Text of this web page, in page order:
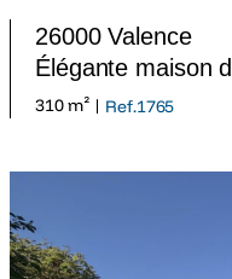
26000 Valence
Élégante maison
310 m² | Ref.1765